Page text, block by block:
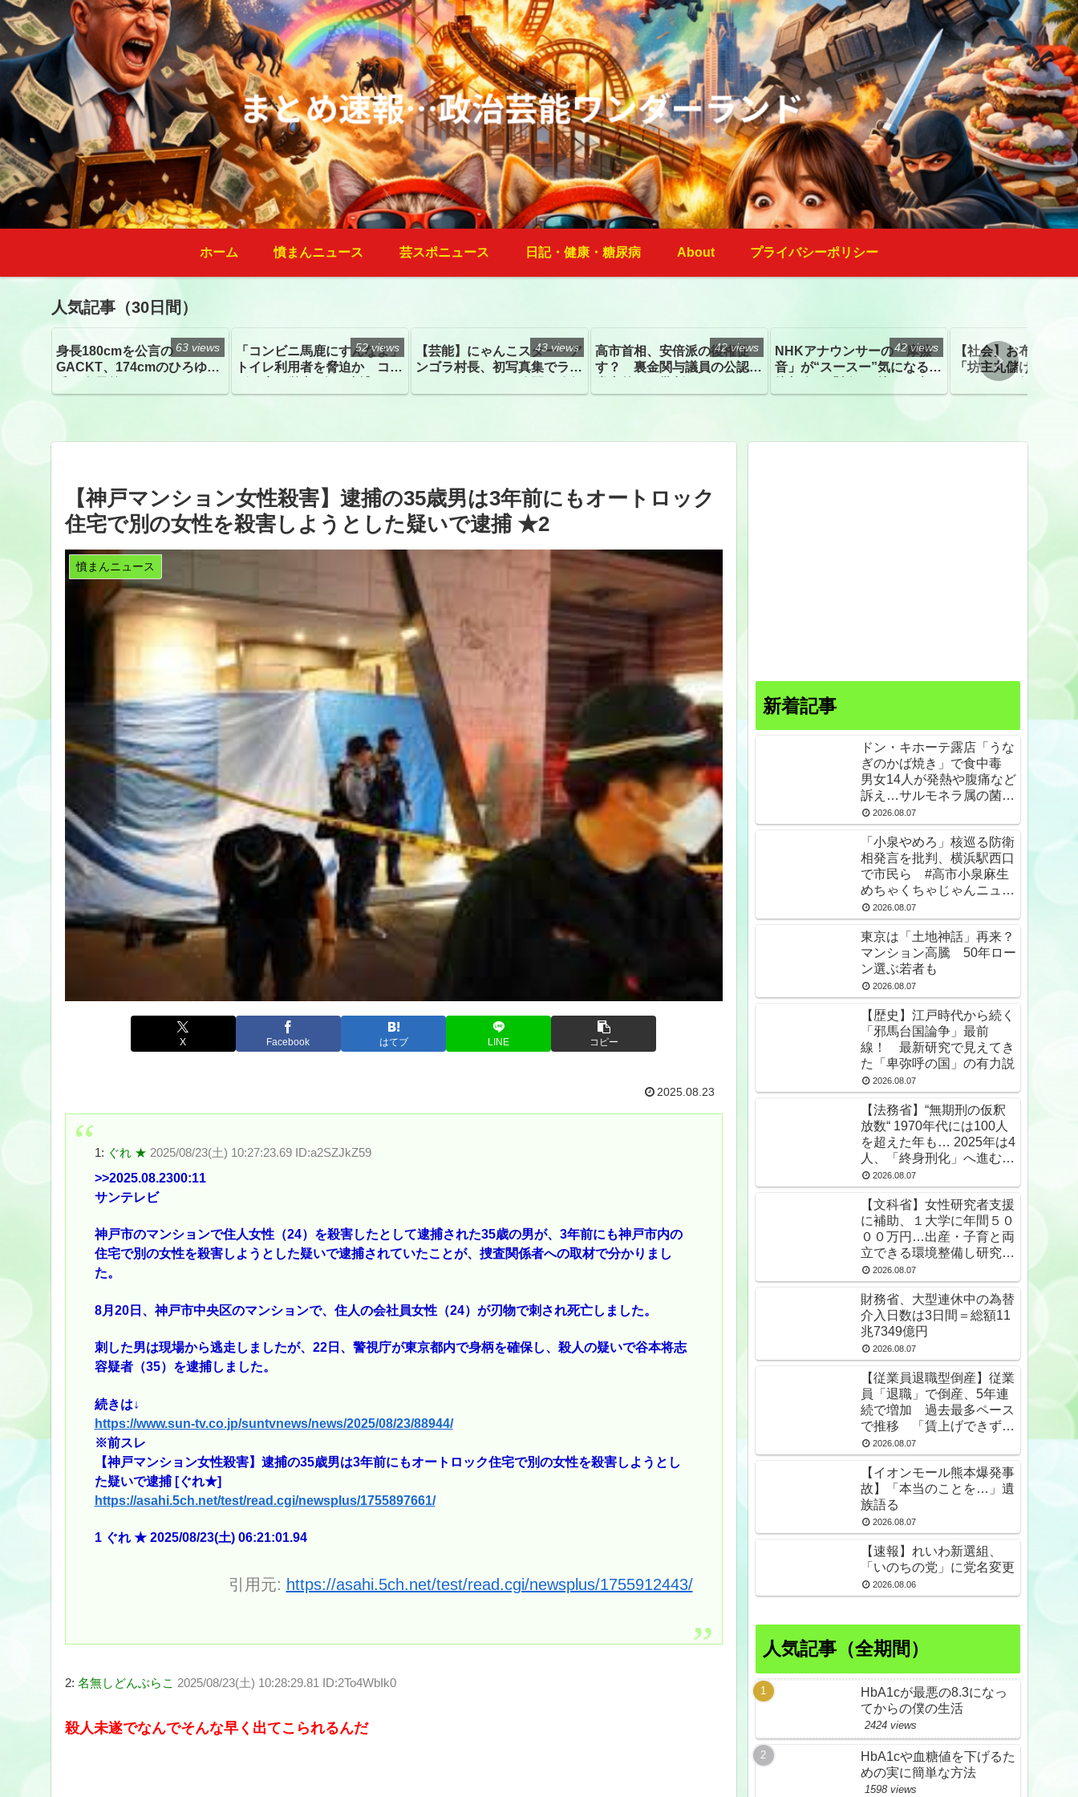
ホーム 憤まんニュース 芸スポニュース 日記・健康・糖尿病 About プライバシーポリシー
人気記事（30日間）
身長180cmを公言の
GACKT、174cmのひろゆき
トざわつき イベントでの写
63 views
「コンビニ馬鹿にすんなよ」
トイレ利用者を脅迫か コン
52 views
【芸能】にゃんこスター・ア
ンゴラ村長、初写真集でラン
はデジタル写真集が異例の大
43 views
高市首相、安倍派の復権促
す？ 裏金関与議員の公認、
42 views
NHKアナウンサーの「摩擦
音」が“スースー”気になる指
聴こえる。聴きづらい」
42 views
【社会】お布施、戒
「坊主丸儲け」は
ほとんどが年収３０
下「地方の寺の僧侶
【神戸マンション女性殺害】逮捕の35歳男は3年前にもオートロック
住宅で別の女性を殺害しようとした疑いで逮捕 ★2
憤まんニュース
X Facebook はてブ LINE コピー
2025.08.23
1: ぐれ ★ 2025/08/23(土) 10:27:23.69 ID:a2SZJkZ59
>>2025.08.2300:11
サンテレビ
神戸市のマンションで住人女性（24）を殺害したとして逮捕された35歳の男が、3年前にも神戸市内の
住宅で別の女性を殺害しようとした疑いで逮捕されていたことが、捜査関係者への取材で分かりまし
た。
8月20日、神戸市中央区のマンションで、住人の会社員女性（24）が刃物で刺され死亡しました。
刺した男は現場から逃走しましたが、22日、警視庁が東京都内で身柄を確保し、殺人の疑いで谷本将志
容疑者（35）を逮捕しました。
続きは↓
https://www.sun-tv.co.jp/suntvnews/news/2025/08/23/88944/
※前スレ
【神戸マンション女性殺害】逮捕の35歳男は3年前にもオートロック住宅で別の女性を殺害しようとし
た疑いで逮捕 [ぐれ★]
https://asahi.5ch.net/test/read.cgi/newsplus/1755897661/
1 ぐれ ★ 2025/08/23(土) 06:21:01.94
引用元: https://asahi.5ch.net/test/read.cgi/newsplus/1755912443/
2: 名無しどんぶらこ 2025/08/23(土) 10:28:29.81 ID:2To4WbIk0
殺人未遂でなんでそんな早く出てこられるんだ
新着記事
ドン・キホーテ露店「うな
ぎのかば焼き」で食中毒
男女14人が発熱や腹痛など
訴え…サルモネラ属の菌検
出2026.08.07
「小泉やめろ」核巡る防衛
相発言を批判、横浜駅西口
で市民ら #高市小泉麻生
めちゃくちゃじゃんニュー
スdeプロテスト
2026.08.07
東京は「土地神話」再来？
マンション高騰 50年ロー
ン選ぶ若者も
2026.08.07
【歴史】江戸時代から続く
「邪馬台国論争」最前
線！ 最新研究で見えてき
た「卑弥呼の国」の有力説
2026.08.07
【法務省】“無期刑の仮釈
放数“ 1970年代には100人
を超えた年も… 2025年は4
人、「終身刑化」へ進む
無期受刑者は24年末で
1650人★2
2026.08.07
【文科省】女性研究者支援
に補助、１大学に年間５０
００万円…出産・子育と両
立できる環境整備し研究力
底上げ
2026.08.07
財務省、大型連休中の為替
介入日数は3日間＝総額11
兆7349億円
2026.08.07
【従業員退職型倒産】従業
員「退職」で倒産、5年連
続で増加 過去最多ペース
で推移 「賃上げできず」
倒産も発生
2026.08.07
【イオンモール熊本爆発事
故】「本当のことを…」遺
族語る
2026.08.07
【速報】れいわ新選組、
「いのちの党」に党名変更
2026.08.06
人気記事（全期間）
HbA1cが最悪の8.3になっ
てからの僕の生活
2424 views
HbA1cや血糖値を下げるた
めの実に簡単な方法
1598 views